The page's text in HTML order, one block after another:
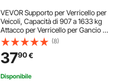
VEVOR Supporto per Verricello per
Veicoli, Capacità di 907 a 1633 kg
Attacco per Verricello per Gancio di
Traino per Modelli Polaris Ranger
Selezionati 2010 a 2021, Design a 3
Fori di Montaggio
(8)
3790€
Disponibile